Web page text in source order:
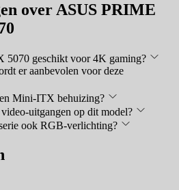
over ASUS PRIME
5070 geschikt voor 4K gaming?
er aanbevolen voor deze
Mini-ITX behuizing?
uitgangen op dit model?
ook RGB-verlichting?